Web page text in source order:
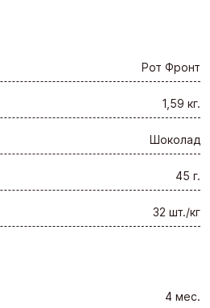
Рот Фронт
1,59 кг.
Шоколад
45 г.
32 шт./кг
4 мес.